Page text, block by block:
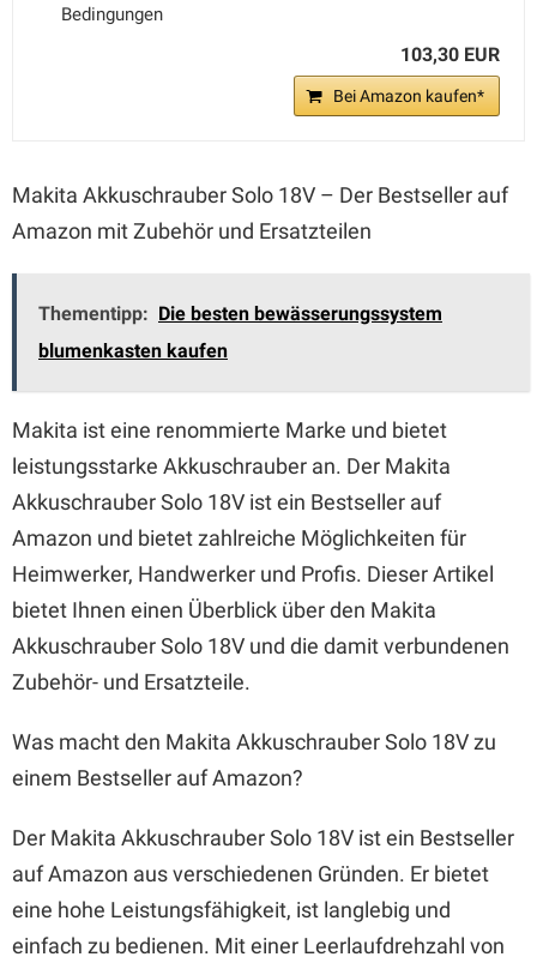
Bedingungen
103,30 EUR
Bei Amazon kaufen*
Makita Akkuschrauber Solo 18V – Der Bestseller auf
Amazon mit Zubehör und Ersatzteilen
Thementipp: Die besten bewässerungssystem
blumenkasten kaufen
Makita ist eine renommierte Marke und bietet
leistungsstarke Akkuschrauber an. Der Makita
Akkuschrauber Solo 18V ist ein Bestseller auf
Amazon und bietet zahlreiche Möglichkeiten für
Heimwerker, Handwerker und Profis. Dieser Artikel
bietet Ihnen einen Überblick über den Makita
Akkuschrauber Solo 18V und die damit verbundenen
Zubehör- und Ersatzteile.
Was macht den Makita Akkuschrauber Solo 18V zu
einem Bestseller auf Amazon?
Der Makita Akkuschrauber Solo 18V ist ein Bestseller
auf Amazon aus verschiedenen Gründen. Er bietet
eine hohe Leistungsfähigkeit, ist langlebig und
einfach zu bedienen. Mit einer Leerlaufdrehzahl von